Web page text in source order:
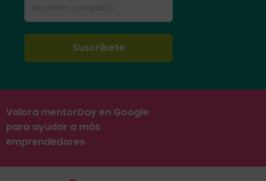
Valora mentorDay en Google
para ayudar a más
emprendedores